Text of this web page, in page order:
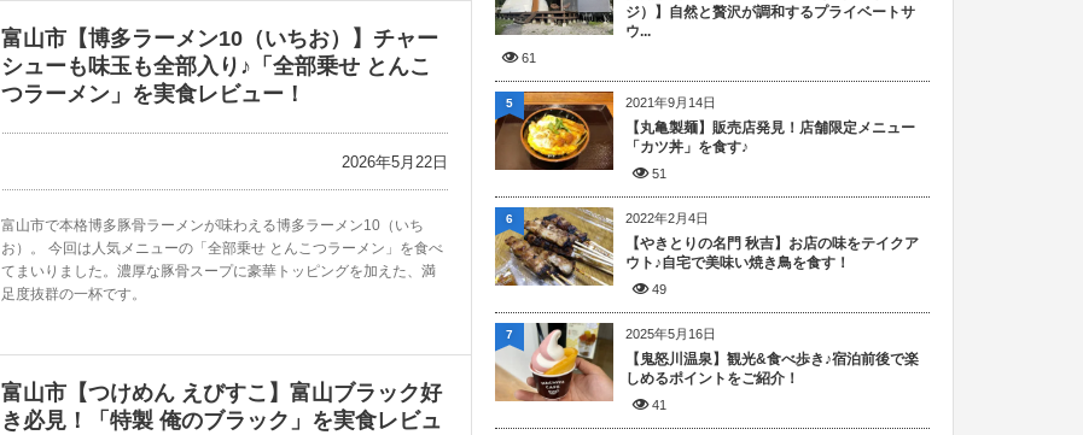
富山市【博多ラーメン10（いちお）】チャー
シューも味玉も全部入り♪「全部乗せ とんこ
つラーメン」を実食レビュー！
2026年5月22日
富山市で本格博多豚骨ラーメンが味わえる博多ラーメン10（いち
お）。 今回は人気メニューの「全部乗せ とんこつラーメン」を食べ
てまいりました。濃厚な豚骨スープに豪華トッピングを加えた、満
足度抜群の一杯です。
富山市【つけめん えびすこ】富山ブラック好
き必見！「特製 俺のブラック」を実食レビュ
ジ）】自然と贅沢が調和するプライベートサ
ウ...
61
2021年9月14日
【丸亀製麺】販売店発見！店舗限定メニュー
「カツ丼」を食す♪
51
5
2022年2月4日
【やきとりの名門 秋吉】お店の味をテイクア
ウト♪自宅で美味い焼き鳥を食す！
49
6
2025年5月16日
【鬼怒川温泉】観光&食べ歩き♪宿泊前後で楽
しめるポイントをご紹介！
41
7